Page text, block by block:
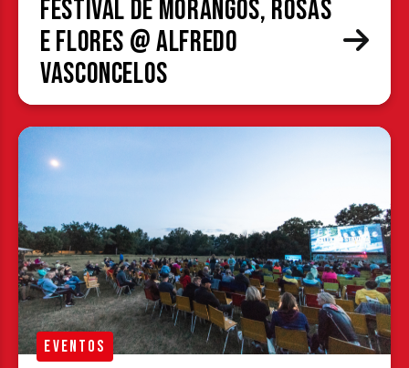
Festival de Morangos, Rosas
e Flores @ Alfredo
Vasconcelos
EVENTOS